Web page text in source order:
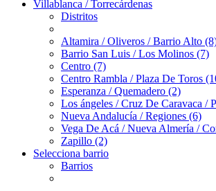
Villablanca / Torrecárdenas
Distritos
Altamira / Oliveros / Barrio Alto
Barrio San Luis / Los Molinos (7)
Centro (7)
Centro Rambla / Plaza De Toros
Esperanza / Quemadero (2)
Los ángeles / Cruz De Caravaca /
Nueva Andalucía / Regiones (6)
Vega De Acá / Nueva Almería /
Zapillo (2)
Selecciona barrio
Barrios